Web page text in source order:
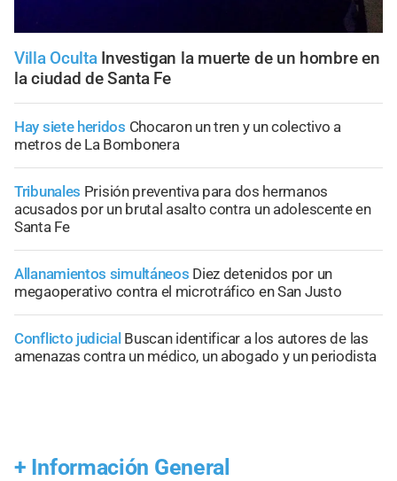
Villa Oculta Investigan la muerte de un hombre en
la ciudad de Santa Fe
Hay siete heridos Chocaron un tren y un colectivo a
metros de La Bombonera
Tribunales Prisión preventiva para dos hermanos
acusados por un brutal asalto contra un adolescente en
Santa Fe
Allanamientos simultáneos Diez detenidos por un
megaoperativo contra el microtráfico en San Justo
Conflicto judicial Buscan identificar a los autores de las
amenazas contra un médico, un abogado y un periodista
+ Información General